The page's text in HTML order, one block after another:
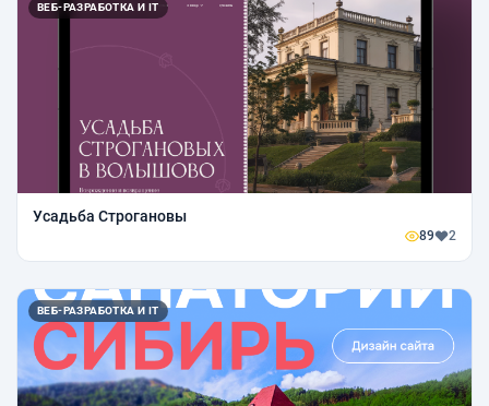
ВЕБ-РАЗРАБОТКА И IT
Усадьба Строгановы
89 2
ВЕБ-РАЗРАБОТКА И IT